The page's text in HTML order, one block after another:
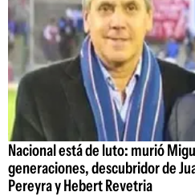
Nacional está de luto: murió
generaciones, descubridor de
Pereyra y Hebert Revetria